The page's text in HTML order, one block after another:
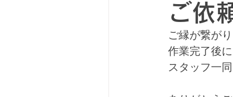
ご依
ご縁が繋が
作業完了後
スタッフ一